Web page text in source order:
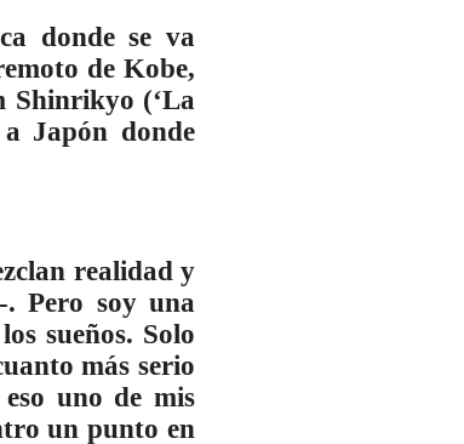
donde se va
de Kobe,
Shinrikyo (‘La
Japón donde
realidad y
. Pero soy una
sueños. Solo
más serio
uno de mis
un punto en